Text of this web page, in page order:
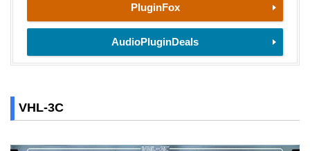
PluginFox
AudioPluginDeals
VHL-3C